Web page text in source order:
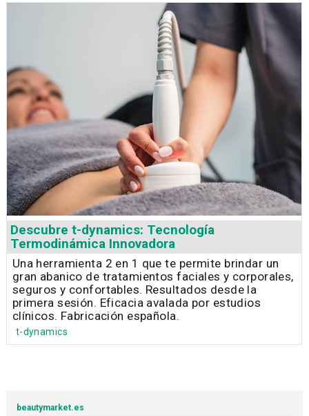
Descubre t-dynamics: Tecnología
Termodinámica Innovadora
Una herramienta 2 en 1 que te permite brindar un
gran abanico de tratamientos faciales y corporales,
seguros y confortables. Resultados desde la
primera sesión. Eficacia avalada por estudios
clínicos. Fabricación española.
t-dynamics
beautymarket.es